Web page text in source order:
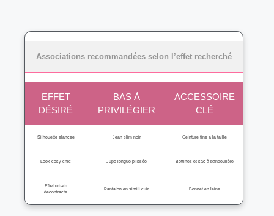
Associations recommandées selon l’effet recherché
EFFET
DÉSIRÉ
BAS À
PRIVILÉGIER
ACCESSOIRE
CLÉ
Silhouette élancée Jean slim noir Ceinture fine à la taille
Look cosy-chic Jupe longue plissée Bottines et sac à bandoulière
Effet urbain
décontracté
Pantalon en simili cuir Bonnet en laine